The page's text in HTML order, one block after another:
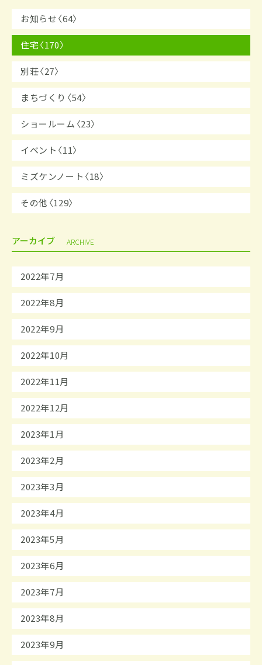
お知らせ〈64〉
住宅〈170〉
別荘〈27〉
まちづくり〈54〉
ショールーム〈23〉
イベント〈11〉
ミズケンノート〈18〉
その他〈129〉
アーカイブ ARCHIVE
2022年7月
2022年8月
2022年9月
2022年10月
2022年11月
2022年12月
2023年1月
2023年2月
2023年3月
2023年4月
2023年5月
2023年6月
2023年7月
2023年8月
2023年9月